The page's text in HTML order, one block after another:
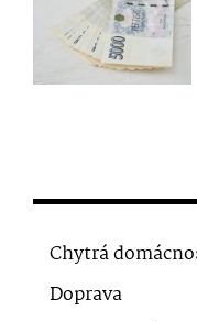
Chytrá
Doprava